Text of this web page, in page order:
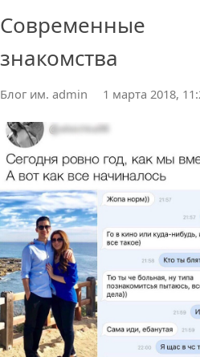
Современные
знакомства
Блог им. admin 1 марта 2018,